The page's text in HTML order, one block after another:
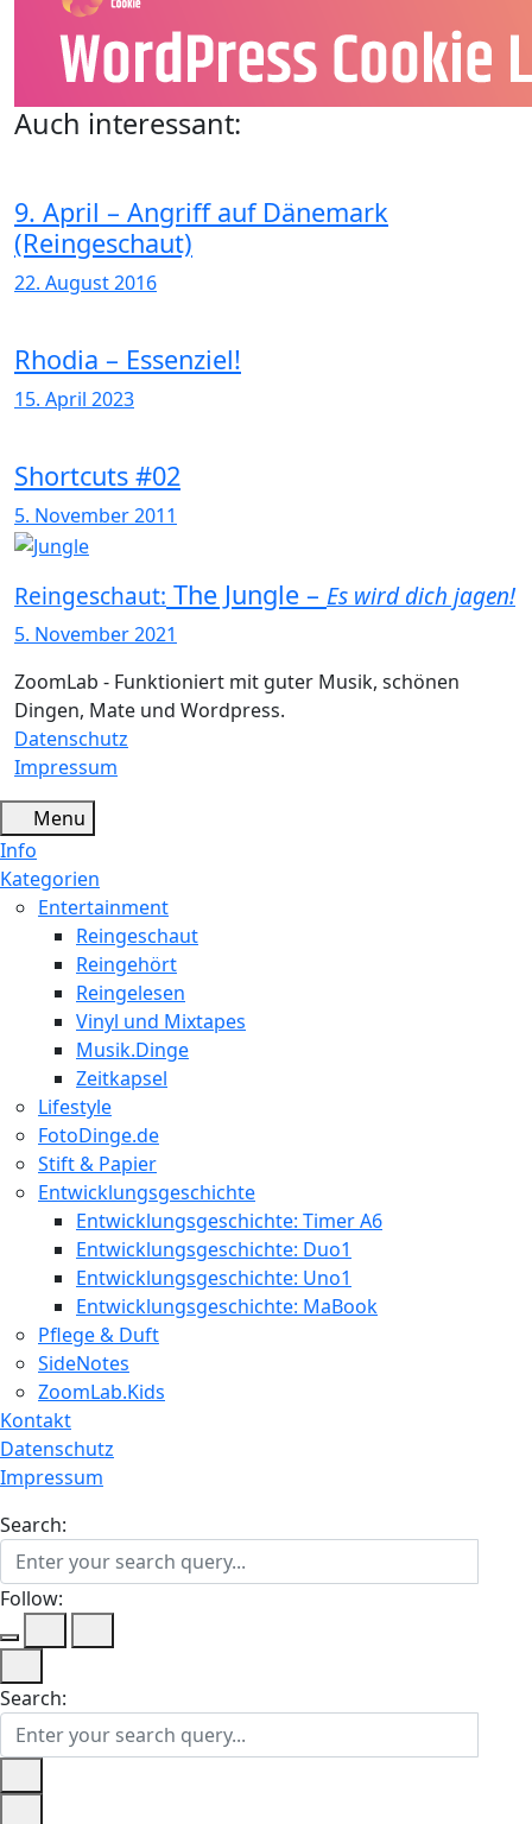
Auch interessant:
9. April – Angriff auf Dänemark
(Reingeschaut)
22. August 2016
Rhodia – Essenziel!
15. April 2023
Shortcuts #02
5. November 2011
Reingeschaut: The Jungle – Es wird dich jagen!
5. November 2021
ZoomLab - Funktioniert mit guter Musik, schönen
Dingen, Mate und Wordpress.
Datenschutz
Impressum
Menu
Info
Kategorien
Entertainment
Reingeschaut
Reingehört
Reingelesen
Vinyl und Mixtapes
Musik.Dinge
Zeitkapsel
Lifestyle
FotoDinge.de
Stift & Papier
Entwicklungsgeschichte
Entwicklungsgeschichte: Timer A6
Entwicklungsgeschichte: Duo1
Entwicklungsgeschichte: Uno1
Entwicklungsgeschichte: MaBook
Pflege & Duft
SideNotes
ZoomLab.Kids
Kontakt
Datenschutz
Impressum
Search:
Follow:
Search: